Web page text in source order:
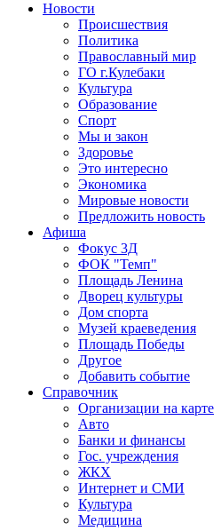
Новости
Происшествия
Политика
Православный мир
ГО г.Кулебаки
Культура
Образование
Спорт
Мы и закон
Здоровье
Это интересно
Экономика
Мировые новости
Предложить новость
Афиша
Фокус 3Д
ФОК "Темп"
Площадь Ленина
Дворец культуры
Дом спорта
Музей краеведения
Площадь Победы
Другое
Добавить событие
Справочник
Организации на карте
Авто
Банки и финансы
Гос. учреждения
ЖКХ
Интернет и СМИ
Культура
Медицина